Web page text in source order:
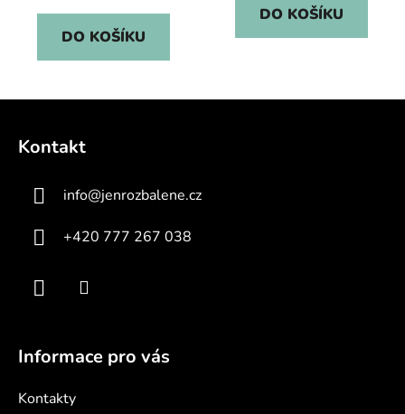
DO KOŠÍKU
DO KOŠÍKU
Kontakt
info@jenrozbalene.cz
+420 777 267 038
Informace pro vás
Kontakty